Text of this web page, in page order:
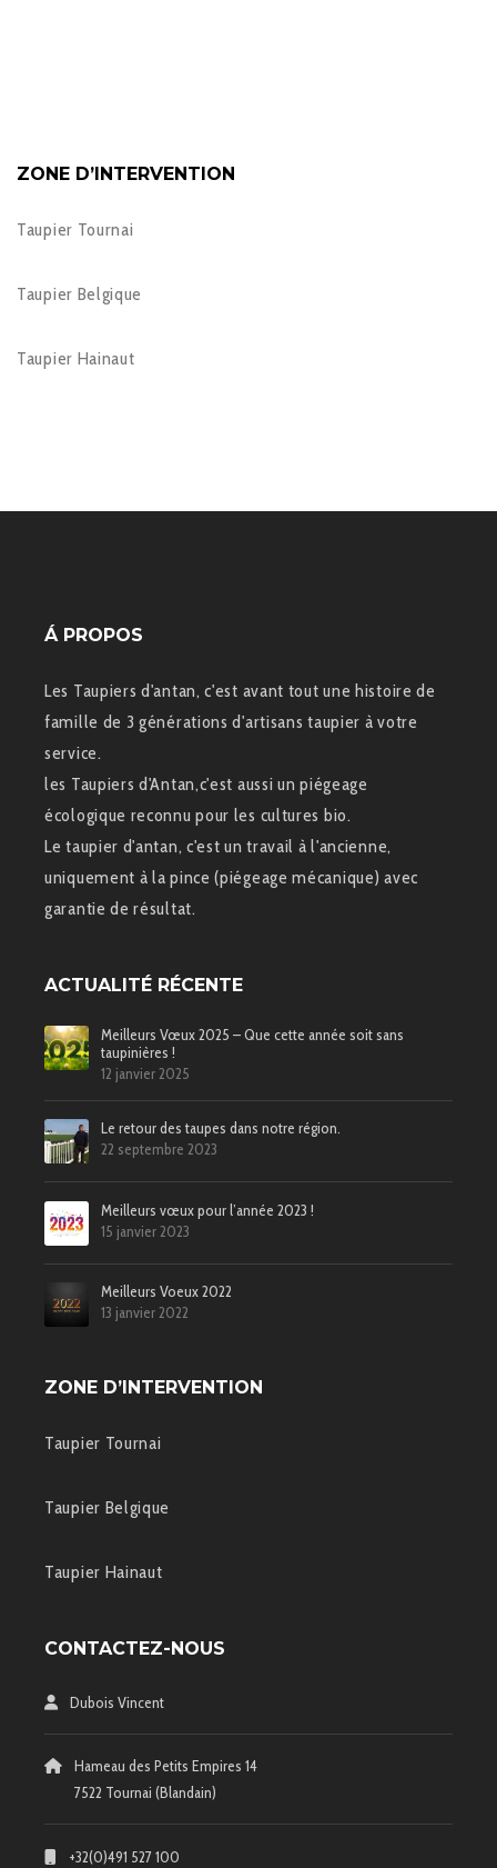
ZONE D’INTERVENTION
Taupier Tournai
Taupier Belgique
Taupier Hainaut
Á PROPOS
Les Taupiers d'antan, c'est avant tout une histoire de
famille de 3 générations d'artisans taupier à votre
service.
les Taupiers d'Antan,c'est aussi un piégeage
écologique reconnu pour les cultures bio.
Le taupier d'antan, c'est un travail à l'ancienne,
uniquement à la pince (piégeage mécanique) avec
garantie de résultat.
ACTUALITÉ RÉCENTE
Meilleurs Vœux 2025 – Que cette année soit sans
taupinières !
12 janvier 2025
Le retour des taupes dans notre région.
22 septembre 2023
Meilleurs vœux pour l’année 2023 !
15 janvier 2023
Meilleurs Voeux 2022
13 janvier 2022
ZONE D’INTERVENTION
Taupier Tournai
Taupier Belgique
Taupier Hainaut
CONTACTEZ-NOUS
Dubois Vincent
Hameau des Petits Empires 14
7522 Tournai (Blandain)
+32(0)491 527 100